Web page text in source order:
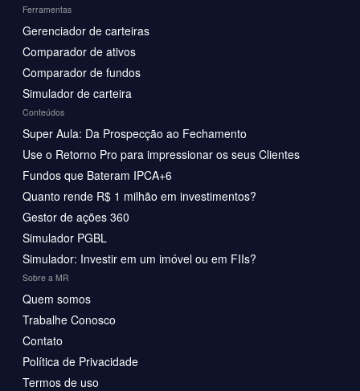
Ferramentas
Gerenciador de carteiras
Comparador de ativos
Comparador de fundos
Simulador de carteira
Conteúdos
Super Aula: Da Prospecção ao Fechamento
Use o Retorno Pro para impressionar os seus Clientes
Fundos que Bateram IPCA+6
Quanto rende R$ 1 milhão em investimentos?
Gestor de ações 360
Simulador PGBL
Simulador: Investir em um imóvel ou em FIIs?
Sobre a MR
Quem somos
Trabalhe Conosco
Contato
Política de Privacidade
Termos de uso